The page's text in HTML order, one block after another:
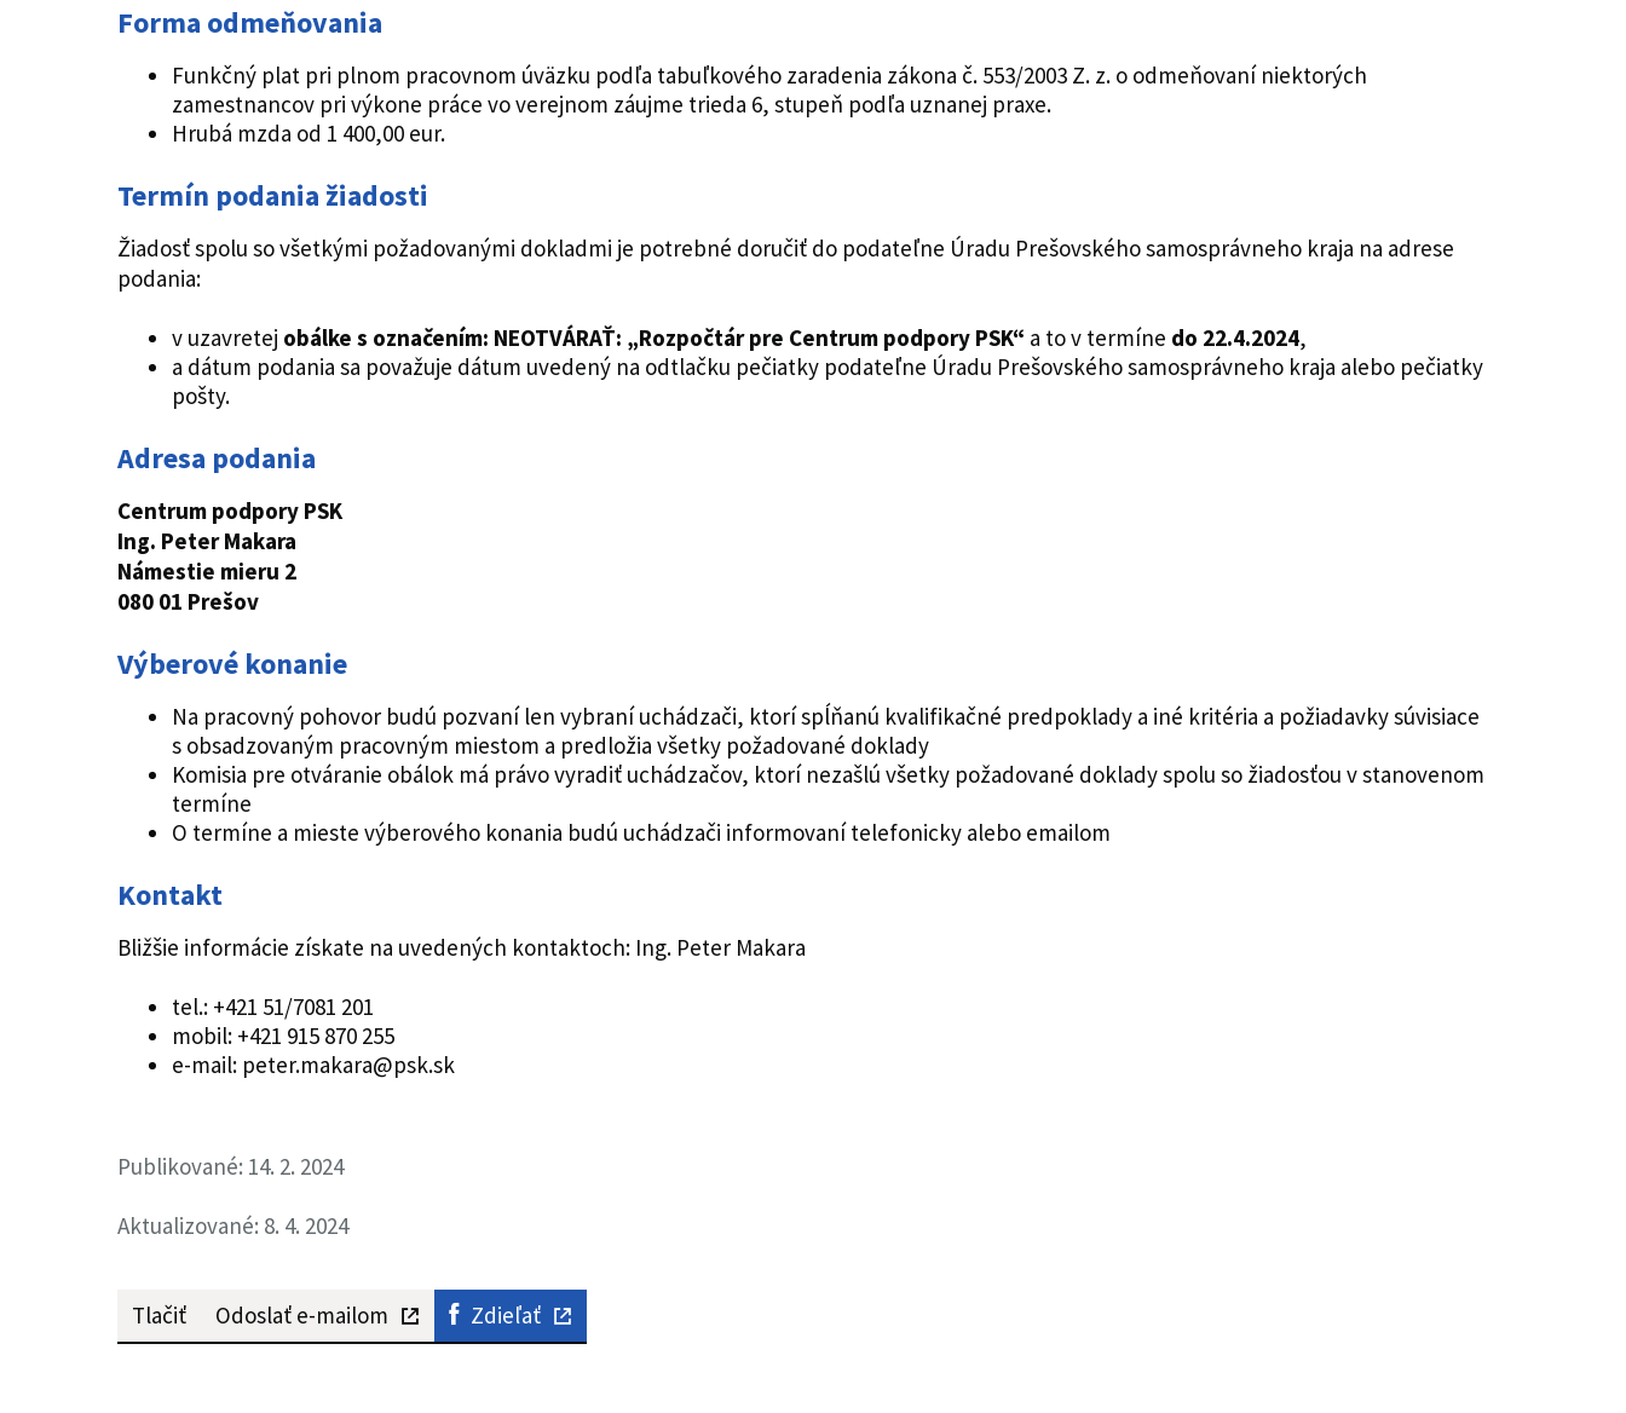
Forma odmeňovania
Funkčný plat pri plnom pracovnom úväzku podľa tabuľkového zaradenia zákona č. 553/2003 Z. z. o odmeňovaní niektorých
zamestnancov pri výkone práce vo verejnom záujme trieda 6, stupeň podľa uznanej praxe.
Hrubá mzda od 1 400,00 eur.
Termín podania žiadosti
Žiadosť spolu so všetkými požadovanými dokladmi je potrebné doručiť do podateľne Úradu Prešovského samosprávneho kraja na adrese
podania:
v uzavretej obálke s označením: NEOTVÁRAŤ: „Rozpočtár pre Centrum podpory PSK“ a to v termíne do 22.4.2024,
a dátum podania sa považuje dátum uvedený na odtlačku pečiatky podateľne Úradu Prešovského samosprávneho kraja alebo pečiatky
pošty.
Adresa podania
Centrum podpory PSK
Ing. Peter Makara
Námestie mieru 2
080 01 Prešov
Výberové konanie
Na pracovný pohovor budú pozvaní len vybraní uchádzači, ktorí spĺňanú kvalifikačné predpoklady a iné kritéria a požiadavky súvisiace
s obsadzovaným pracovným miestom a predložia všetky požadované doklady
Komisia pre otváranie obálok má právo vyradiť uchádzačov, ktorí nezašlú všetky požadované doklady spolu so žiadosťou v stanovenom
termíne
O termíne a mieste výberového konania budú uchádzači informovaní telefonicky alebo emailom
Kontakt
Bližšie informácie získate na uvedených kontaktoch: Ing. Peter Makara
tel.: +421 51/7081 201
mobil: +421 915 870 255
e-mail: peter.makara@psk.sk
Publikované: 14. 2. 2024
Aktualizované: 8. 4. 2024
Tlačiť Odoslať e-mailom Zdieľať